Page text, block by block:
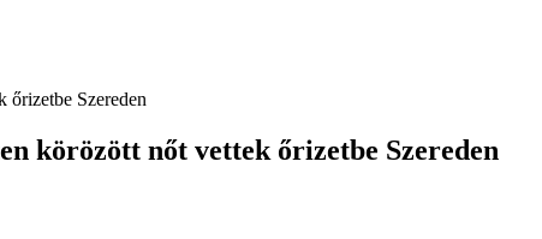
őrizetbe Szereden
körözött nőt vettek őrizetbe Szereden